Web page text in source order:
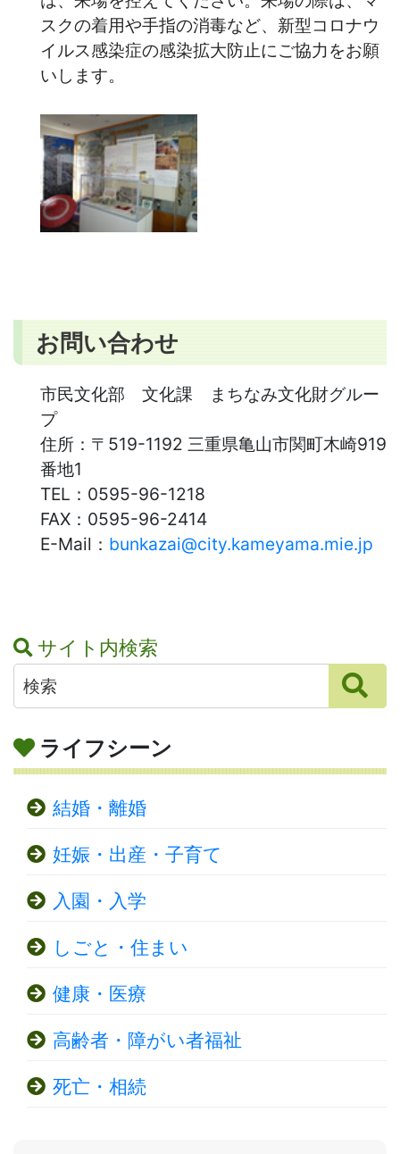
スクの着用や手指の消毒など、新型コロナウ
イルス感染症の感染拡大防止にご協力をお願
いします。
お問い合わせ
市民文化部 文化課 まちなみ文化財グルー
プ
住所： 〒519-1192 三重県亀山市関町木崎919
番地1
TEL： 0595-96-1218
FAX： 0595-96-2414
E-Mail： bunkazai@city.kameyama.mie.jp
サイト内検索
ライフシーン
結婚・離婚
妊娠・出産・子育て
入園・入学
しごと・住まい
健康・医療
高齢者・障がい者福祉
死亡・相続